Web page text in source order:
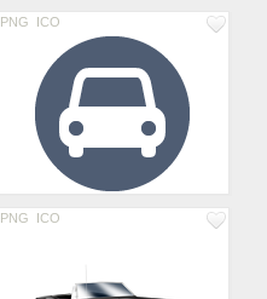
PNG ICO
PNG ICO